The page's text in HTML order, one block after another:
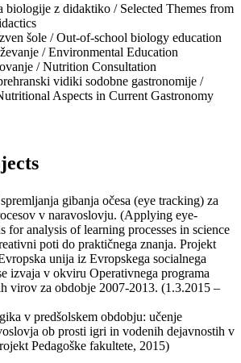
biologije z didaktiko / Selected Themes from
šole / Out-of-school biology education
/ Environmental Education
/ Nutrition Consultation
vidiki sodobne gastronomije /
Aspects in Current Gastronomy
gibanja očesa (eye tracking) za
v naravoslovju. (Applying eye-
for analysis of learning processes in science
poti do praktičnega znanja. Projekt
unija iz Evropskega socialnega
izvaja v okviru Operativnega programa
virov za obdobje 2007-2013. (1.3.2015 –
v predšolskem obdobju: učenje
ob prosti igri in vodenih dejavnostih v
Pedagoške fakultete, 2015)